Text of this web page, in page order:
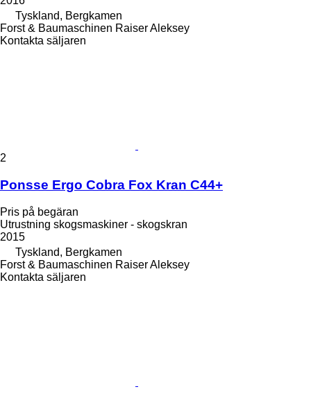
Tyskland, Bergkamen
Forst & Baumaschinen Raiser Aleksey
Kontakta säljaren
2
Ponsse Ergo Cobra Fox Kran C44+
Pris på begäran
Utrustning skogsmaskiner - skogskran
2015
Tyskland, Bergkamen
Forst & Baumaschinen Raiser Aleksey
Kontakta säljaren